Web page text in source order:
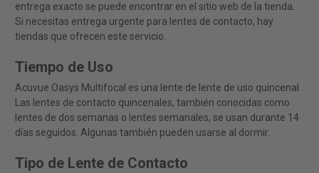
entrega exacto se puede encontrar en el sitio web de la tienda.
Si necesitas entrega urgente para lentes de contacto, hay
tiendas que ofrecen este servicio.
Tiempo de Uso
Acuvue Oasys Multifocal es una lente de lente de uso quincenal.
Las lentes de contacto quincenales, también conocidas como
lentes de dos semanas o lentes semanales, se usan durante 14
días seguidos. Algunas también pueden usarse al dormir.
Tipo de Lente de Contacto